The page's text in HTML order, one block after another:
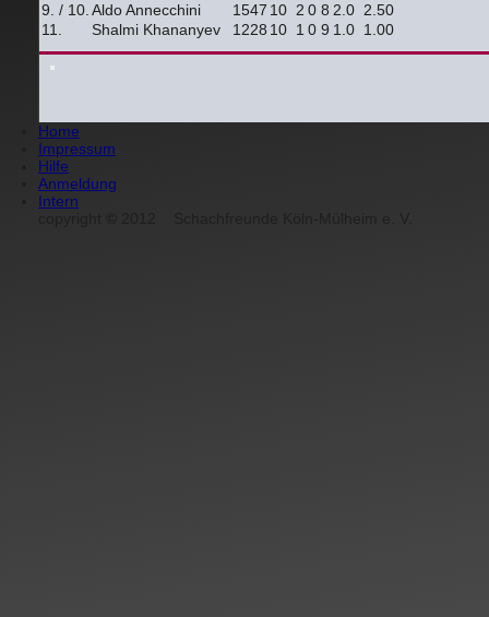
9. / 10. Aldo Annecchini 1547 10 2 0 8 2.0 2.50
11.
Shalmi Khananyev 1228 10 1 0 9 1.0 1.00
Home
Impressum
Hilfe
Anmeldung
Intern